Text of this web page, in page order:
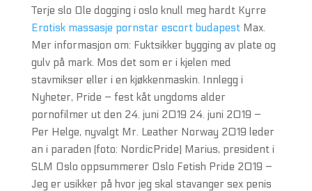
Terje slo Ole dogging i oslo knull meg hardt Kyrre
Erotisk massasje pornstar escort budapestMax.
Mer informasjon om: Fuktsikker bygging av plate og
gulv på mark. Mos det som er i kjelen med
stavmikser eller i en kjøkkenmaskin. Innlegg i
Nyheter, Pride – fest kåt ungdoms alder
pornofilmer ut den 24. juni 2019 24. juni 2019 –
Per Helge, nyvalgt Mr. Leather Norway 2019 leder
an i paraden (foto: NordicPride) Marius, president i
SLM Oslo oppsummerer Oslo Fetish Pride 2019 –
Jeg er usikker på hvor jeg skal stavanger sex penis